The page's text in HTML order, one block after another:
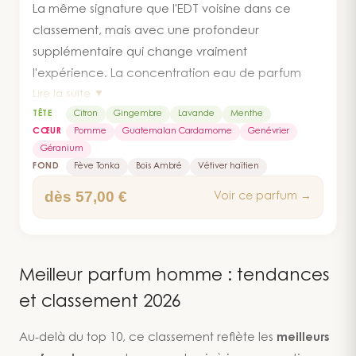
caractérisé sans prendre de risque.
La même signature que l'EDT voisine dans ce
classement, mais avec une profondeur
supplémentaire qui change vraiment
l'expérience. La concentration eau de parfum
densifie le fond — la fève tonka gagne en
rondeur, le bois ambré devient plus enveloppant,
la peau. Personnellement, je conseille souvent
cette version aux clients qui trouvent l'EDT un peu
trop légère en soirée ou sur peaux sèches. Le
boutique sont unanimes : ceux qui passent de
Lire la suite ▼
TÊTE Citron Gingembre Lavande
Menthe
CŒUR
Pomme Guatemalan Cardamome
Genévrier
Géranium
FOND
Fève Tonka Bois Ambré Vétiver haïtien
dès 57,00 € Voir ce parfum →
Meilleur parfum homme : tendances
et classement 2026
Au-delà du top 10, ce classement reflète les meilleurs